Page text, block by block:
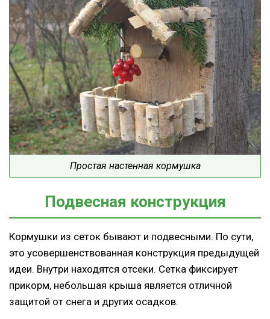
Простая настенная кормушка
Подвесная конструкция
Кормушки из сеток бывают и подвесными. По сути,
это усовершенствованная конструкция предыдущей
идеи. Внутри находятся отсеки. Сетка фиксирует
прикорм, небольшая крыша является отличной
защитой от снега и других осадков.